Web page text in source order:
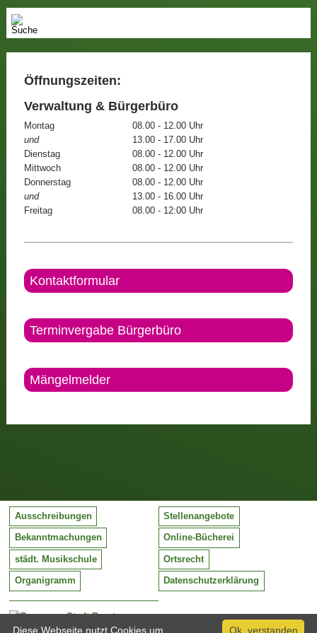
Öffnungszeiten:
Verwaltung & Bürgerbüro
Montag
08.00 - 12.00 Uhr
und
13.00 - 17.00 Uhr
Dienstag
08.00 - 12.00 Uhr
Mittwoch
08.00 - 12.00 Uhr
Donnerstag
08.00 - 12.00 Uhr
und
13.00 - 16.00 Uhr
Freitag
08.00 - 12:00 Uhr
Kontaktformular
Terminvergabe Bürgerbüro
Mängelmelder
Stadt Barntrup
Mittelstraße 38
Ausschreibungen Stellenangebote
Bekanntmachungen Online-Bücherei
städt. Musikschule Ortsrecht
Organigramm Datenschutzerklärung
Ok, verstanden
Diese Webseite nutzt Cookies um